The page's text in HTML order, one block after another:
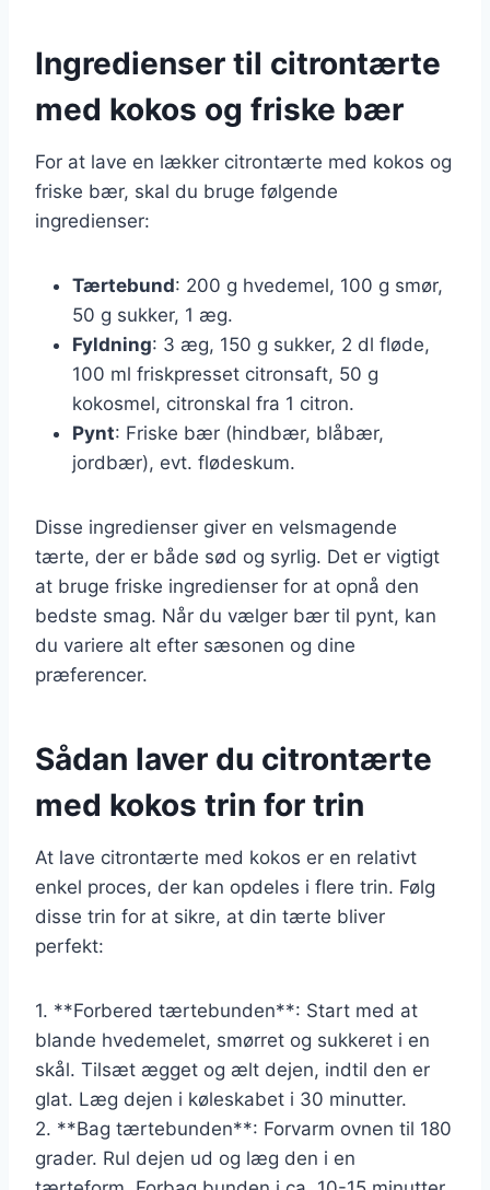
Ingredienser til citrontærte
med kokos og friske bær
For at lave en lækker citrontærte med kokos og
friske bær, skal du bruge følgende
ingredienser:
Tærtebund: 200 g hvedemel, 100 g smør,
50 g sukker, 1 æg.
Fyldning: 3 æg, 150 g sukker, 2 dl fløde,
100 ml friskpresset citronsaft, 50 g
kokosmel, citronskal fra 1 citron.
Pynt: Friske bær (hindbær, blåbær,
jordbær), evt. flødeskum.
Disse ingredienser giver en velsmagende
tærte, der er både sød og syrlig. Det er vigtigt
at bruge friske ingredienser for at opnå den
bedste smag. Når du vælger bær til pynt, kan
du variere alt efter sæsonen og dine
præferencer.
Sådan laver du citrontærte
med kokos trin for trin
At lave citrontærte med kokos er en relativt
enkel proces, der kan opdeles i flere trin. Følg
disse trin for at sikre, at din tærte bliver
perfekt:
1. **Forbered tærtebunden**: Start med at
blande hvedemelet, smørret og sukkeret i en
skål. Tilsæt ægget og ælt dejen, indtil den er
glat. Læg dejen i køleskabet i 30 minutter.
2. **Bag tærtebunden**: Forvarm ovnen til 180
grader. Rul dejen ud og læg den i en